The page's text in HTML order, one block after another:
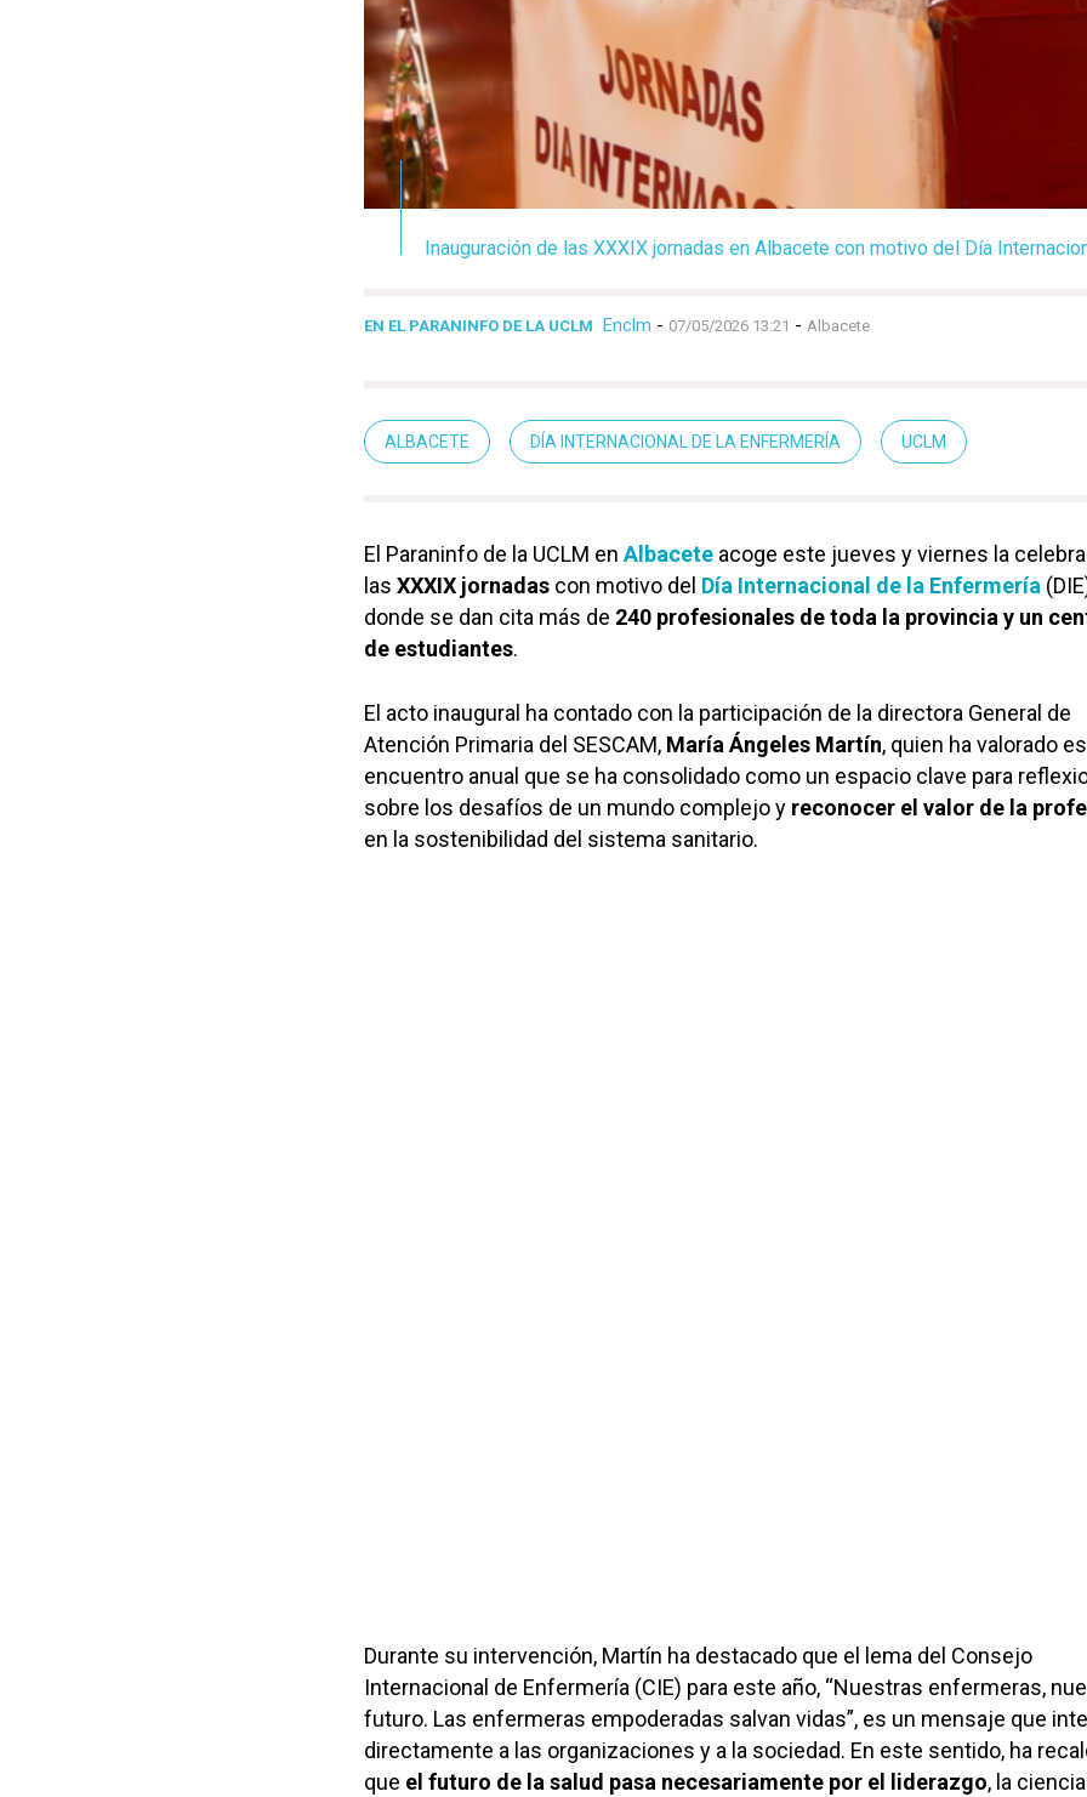
Inauguración de las XXXIX jornadas en Albacete con motivo del Día
EN EL PARANINFO DE LA UCLM Enclm - 07/05/2026 13:21 - Albacete
ALBACETE DÍA INTERNACIONAL DE LA ENFERMERÍA UCLM
El Paraninfo de la UCLM en Albacete acoge este jueves y viernes la
las XXXIX jornadas con motivo del Día Internacional de la Enfermería
donde se dan cita más de 240 profesionales de toda la provincia y un
de estudiantes.
El acto inaugural ha contado con la participación de la directora General de
Atención Primaria del SESCAM, María Ángeles Martín, quien ha valorado
encuentro anual que se ha consolidado como un espacio clave para
sobre los desafíos de un mundo complejo y reconocer el valor de la
en la sostenibilidad del sistema sanitario.
Durante su intervención, Martín ha destacado que el lema del Consejo
Internacional de Enfermería (CIE) para este año, “Nuestras enfermeras,
futuro. Las enfermeras empoderadas salvan vidas”, es un mensaje que
directamente a las organizaciones y a la sociedad. En este sentido, ha
que el futuro de la salud pasa necesariamente por el liderazgo, la